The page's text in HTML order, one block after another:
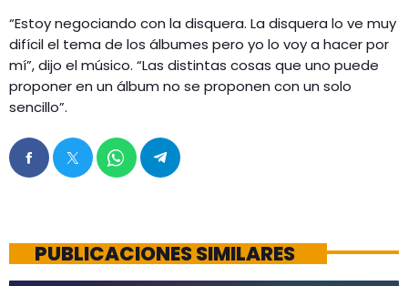
“Estoy negociando con la disquera. La disquera lo ve muy
difícil el tema de los álbumes pero yo lo voy a hacer por
mí”, dijo el músico. “Las distintas cosas que uno puede
proponer en un álbum no se proponen con un solo
sencillo”.
PUBLICACIONES SIMILARES